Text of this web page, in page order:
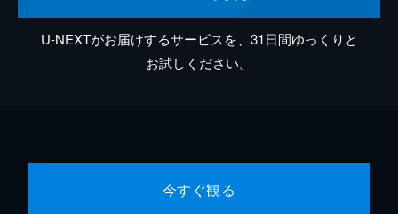
U-NEXTがお届けするサービスを、31日間ゆっくりと
お試しください。
今すぐ観る